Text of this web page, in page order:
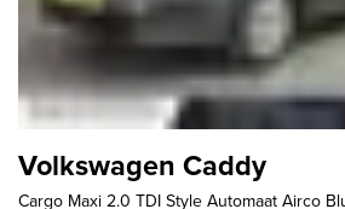
Volkswagen Caddy
Cargo Maxi 2.0 TDI Style Automaat Airco